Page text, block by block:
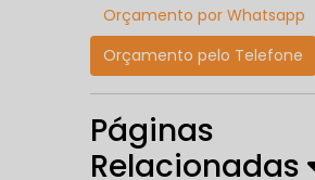
Orçamento por Whatsapp
Orçamento pelo Telefone
Páginas
Relacionadas